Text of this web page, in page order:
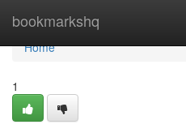
bookmarkshq
Home
Home
1